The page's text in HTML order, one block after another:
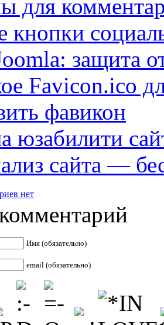
для
защита
Favicon.ico
фавикон
юзабилити
сайта —
нет
Имя (обязательно)
email (обязательно)